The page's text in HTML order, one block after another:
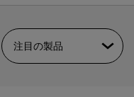
注目の製品